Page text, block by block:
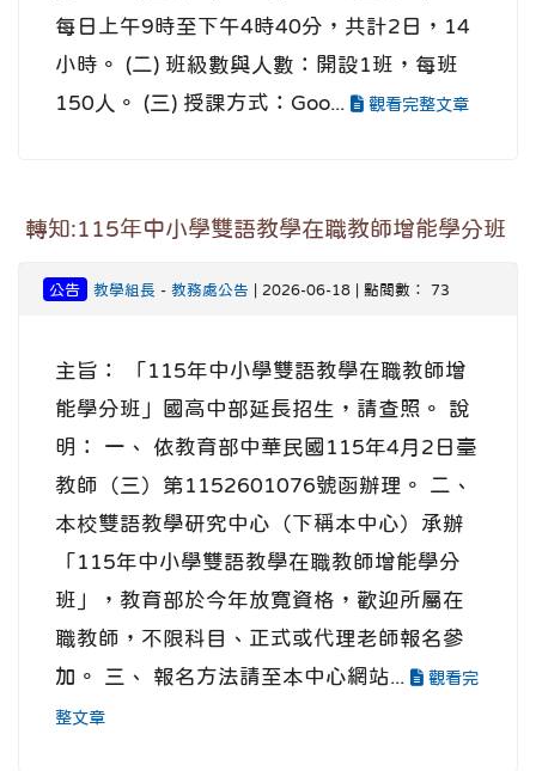
每日上午9時至下午4時40分，共計2日，14
小時。 (二) 班級數與人數：開設1班，每班
150人。 (三) 授課方式：Goo...
觀看完整文章
轉知:115年中小學雙語教學在職教師增能學分班
公告 教學組長 - 教務處公告 | 2026-06-18 | 點閱數： 73
主旨： 「115年中小學雙語教學在職教師增
能學分班」國高中部延長招生，請查照。 說
明： 一、 依教育部中華民國115年4月2日臺
教師（三）第1152601076號函辦理。 二、
本校雙語教學研究中心（下稱本中心）承辦
「115年中小學雙語教學在職教師增能學分
班」，教育部於今年放寬資格，歡迎所屬在
職教師，不限科目、正式或代理老師報名參
加。 三、 報名方法請至本中心網站...
觀看完
整文章